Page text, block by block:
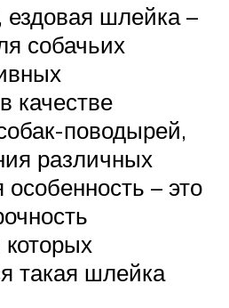
ездовая шлейка –
собачьих
качестве
поводырей,
различных
особенность – это
такая шлейка